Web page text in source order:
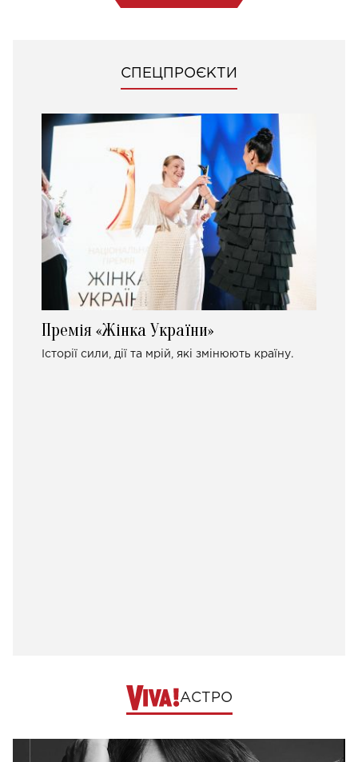
СПЕЦПРОЄКТИ
Премія «Жінка України»
Історії сили, дії та мрій, які змінюють країну.
АСТРО